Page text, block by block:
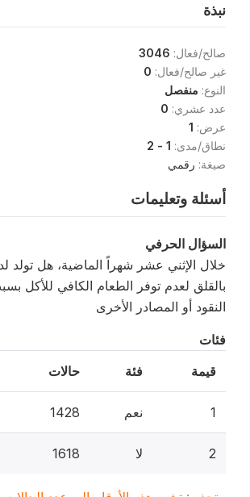
نبذة
صالح/فعال: 3046
غير صالح/فعال: 0
النوع: منفصل
عدد عشري: 0
عرض: 1
نطاق/مدى: 1 - 2
صيغة: رقمي
أسئلة وتعليمات
السؤال الحرفي
خلال الإثني عشر شهراً الماضية، هل تولد
بالقلق لعدم توفر الطعام الكافي للأكل
النقود أو المصادر الأخرى
فئات
قيمة فئة حالات
1 نعم 1428
2 لا 1618